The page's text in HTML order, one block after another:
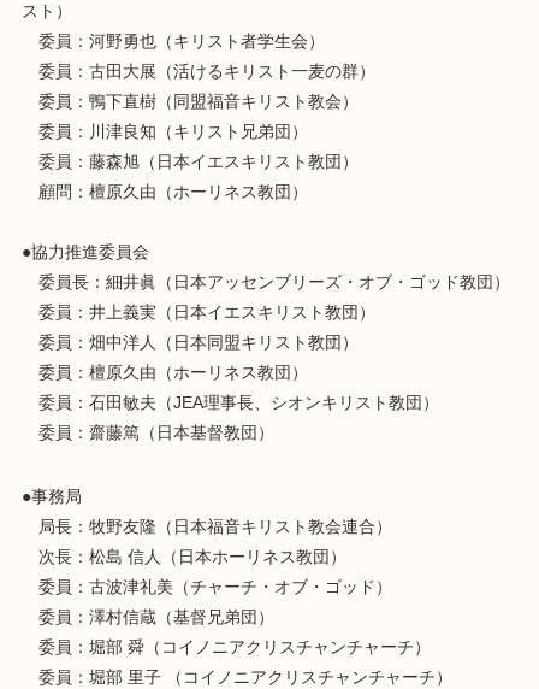
スト）
委員：河野勇也（キリスト者学生会）
委員：古田大展（活けるキリスト一麦の群）
委員：鴨下直樹（同盟福音キリスト教会）
委員：川津良知（キリスト兄弟団）
委員：藤森旭（日本イエスキリスト教団）
顧問：檀原久由（ホーリネス教団）
●協力推進委員会
委員長：細井眞（日本アッセンブリーズ・オブ・ゴッド教団）
委員：井上義実（日本イエスキリスト教団）
委員：畑中洋人（日本同盟キリスト教団）
委員：檀原久由（ホーリネス教団）
委員：石田敏夫（JEA理事長、シオンキリスト教団）
委員：齋藤篤（日本基督教団）
●事務局
局長：牧野友隆（日本福音キリスト教会連合）
次長：松島 信人（日本ホーリネス教団）
委員：古波津礼美（チャーチ・オブ・ゴッド）
委員：澤村信蔵（基督兄弟団）
委員：堀部 舜（コイノニアクリスチャンチャーチ）
委員：堀部 里子 （コイノニアクリスチャンチャーチ）